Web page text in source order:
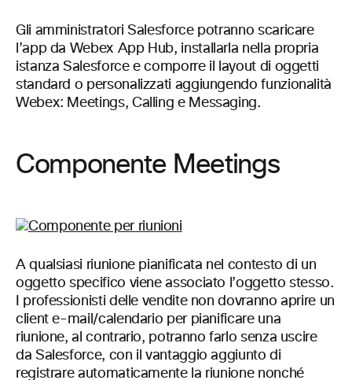
Gli amministratori Salesforce potranno scaricare
l’app da Webex App Hub, installarla nella propria
istanza Salesforce e comporre il layout di oggetti
standard o personalizzati aggiungendo funzionalità
Webex: Meetings, Calling e Messaging.
Componente Meetings
A qualsiasi riunione pianificata nel contesto di un
oggetto specifico viene associato l’oggetto stesso.
I professionisti delle vendite non dovranno aprire un
client e-mail/calendario per pianificare una
riunione, al contrario, potranno farlo senza uscire
da Salesforce, con il vantaggio aggiunto di
registrare automaticamente la riunione nonché